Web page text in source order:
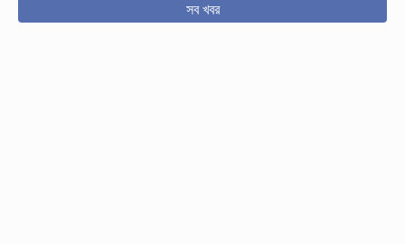
সব খবর